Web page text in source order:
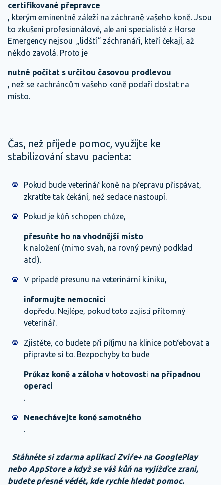
certifikované přepravce
, kterým eminentně záleží na záchraně vašeho koně. Jsou
to zkušení profesionálové, ale ani specialisté z Horse
Emergency nejsou „lidští“ záchranáři, kteří čekají, až
někdo zavolá. Proto je
nutné počítat s určitou časovou prodlevou
, než se zachráncům vašeho koně podaří dostat na
místo.
Čas, než přijede pomoc, využijte ke
stabilizování stavu pacienta:
Pokud bude veterinář koně na přepravu přispávat,
zkratíte tak čekání, než sedace nastoupí.
Pokud je kůň schopen chůze,
přesuňte ho na vhodnější místo
k naložení (mimo svah, na rovný pevný podklad
atd.).
V případě přesunu na veterinární kliniku,
informujte nemocnici
dopředu. Nejlépe, pokud toto zajistí přítomný
veterinář.
Zjistěte, co budete při příjmu na klinice potřebovat a
připravte si to. Bezpochyby to bude
Průkaz koně a záloha v hotovosti na případnou
operaci
.
Nenechávejte koně samotného
.
Stáhněte si zdarma aplikaci Zvíře+ na GooglePlay
nebo AppStore a když se váš kůň na vyjížďce zraní,
budete přesně vědět, kde rychle hledat pomoc.